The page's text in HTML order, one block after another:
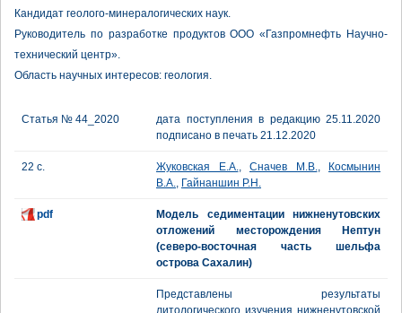
Кандидат геолого-минералогических наук.
Руководитель по разработке продуктов OOO «Газпромнефть Научно-
технический центр».
Область научных интересов: геология.
Статья № 44_2020
дата поступления в редакцию 25.11.2020
подписано в печать 21.12.2020
22 с. Жуковская Е.А., Сначев М.В.,
Космынин
В.А., Гайнаншин Р.Н.
pdf
Модель седиментации нижненутовских
отложений месторождения Нептун
(северо-восточная часть шельфа
острова Сахалин)
Представлены результаты
литологического изучения нижненутовской